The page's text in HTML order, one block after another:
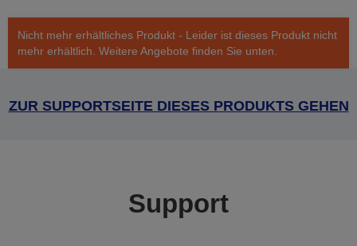
Nicht mehr erhältliches Produkt - Leider ist dieses Produkt nicht
mehr erhältlich. Weitere Angebote finden Sie unten.
ZUR SUPPORTSEITE DIESES PRODUKTS GEHEN
Support